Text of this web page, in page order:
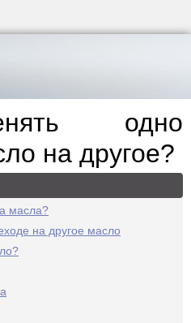
одно
на другое?
масла?
на другое масло